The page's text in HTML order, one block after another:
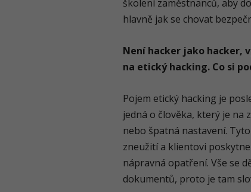
školení zaměstnanců, aby
hlavně jak se chovat
Není hacker jako hacker,
na etický hacking. Co si
Pojem etický hacking je
jedná o člověka, který je na
nebo špatná nastavení.
zneužití a klientovi
nápravná opatření. Vše se
dokumentů, proto je tam